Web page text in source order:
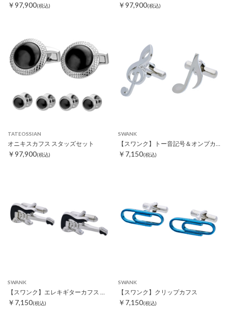
￥97,900(税込) ￥97,900(税込)
TATEOSSIAN
オニキスカフス スタッズセット
￥97,900(税込)
SWANK
￥7,150(税込)
SWANK
【スワンク】エレキギターカフス ブラック
￥7,150(税込)
SWANK
【スワンク】クリップカフス
￥7,150(税込)